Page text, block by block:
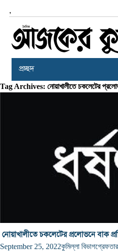
,
প্রচ্ছদ
Tag Archives: নোয়াখালীতে চকলেটের
নোয়াখালীতে চকলেটের প্রলোভনে বাক
September 25, 2022কুমিল্লা বিভাগ